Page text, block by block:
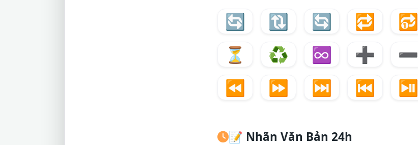
🔄 🔃 🔄 🔁 🔂
⏳
♻️ ♾ ➕ ➖
⏪
⏩ ⏭️ ⏮️ ⏯️
📝 Nhãn Văn Bản 24h